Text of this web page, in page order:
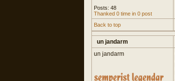
Posts: 48
Thanked 0 time in 0 post
Back to top
un jandarm
un jandarm